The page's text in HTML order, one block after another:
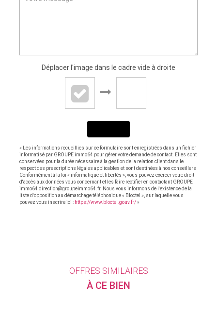
Déplacer l'image dans le cadre vide à droite
« Les informations recueillies sur ce formulaire sont enregistrées dans un fichier
informatisé par GROUPE immo64 pour gérer votre demande de contact. Elles sont
conservées pour la durée nécessaire à la gestion de la relation client dans le
respect des prescriptions légales applicables et sont destinées à nos conseillers
Conformément à la loi « informatique et libertés », vous pouvez exercer votre droit
d'accès aux données vous concernant et les faire rectifier en contactant GROUPE
immo64 direction@groupeimmo64.fr. Nous vous informons de l'existence de la
liste d'opposition au démarchage téléphonique « Bloctel », sur laquelle vous
pouvez vous inscrire ici : https://www.bloctel.gouv.fr/»
OFFRES SIMILAIRES
À CE BIEN